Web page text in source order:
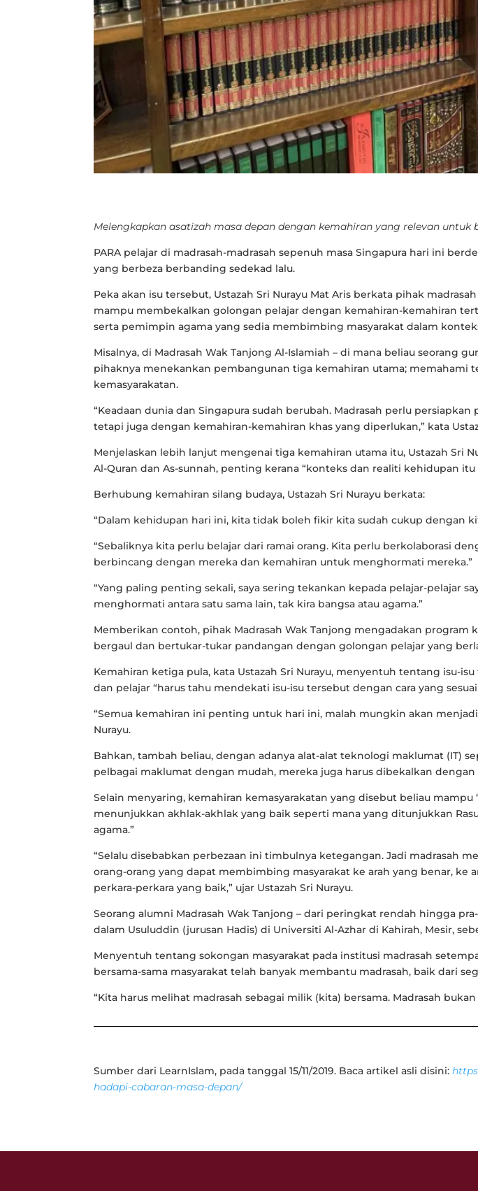
Melengkapkan asatizah masa depan dengan kemahiran yang relevan untuk
PARA pelajar di madrasah-madrasah sepenuh masa Singapura hari ini
yang berbeza berbanding sedekad lalu.
Peka akan isu tersebut, Ustazah Sri Nurayu Mat Aris berkata pihak
mampu membekalkan golongan pelajar dengan kemahiran-kemahiran
serta pemimpin agama yang sedia membimbing masyarakat dalam
Misalnya, di Madrasah Wak Tanjong Al-Islamiah – di mana beliau seorang
pihaknya menekankan pembangunan tiga kemahiran utama; memahami
kemasyarakatan.
“Keadaan dunia dan Singapura sudah berubah. Madrasah perlu
tetapi juga dengan kemahiran-kemahiran khas yang diperlukan,” kata
Menjelaskan lebih lanjut mengenai tiga kemahiran utama itu, Ustazah Sri
Al-Quran dan As-sunnah, penting kerana “konteks dan realiti kehidupan
Berhubung kemahiran silang budaya, Ustazah Sri Nurayu berkata:
“Dalam kehidupan hari ini, kita tidak boleh fikir kita sudah cukup dengan
“Sebaliknya kita perlu belajar dari ramai orang. Kita perlu berkolaborasi
berbincang dengan mereka dan kemahiran untuk menghormati mereka.”
“Yang paling penting sekali, saya sering tekankan kepada pelajar-pelajar
menghormati antara satu sama lain, tak kira bangsa atau agama.”
Memberikan contoh, pihak Madrasah Wak Tanjong mengadakan
bergaul dan bertukar-tukar pandangan dengan golongan pelajar yang
Kemahiran ketiga pula, kata Ustazah Sri Nurayu, menyentuh tentang isu-
dan pelajar “harus tahu mendekati isu-isu tersebut dengan cara yang
“Semua kemahiran ini penting untuk hari ini, malah mungkin akan
Nurayu.
Bahkan, tambah beliau, dengan adanya alat-alat teknologi maklumat (IT)
pelbagai maklumat dengan mudah, mereka juga harus dibekalkan
Selain menyaring, kemahiran kemasyarakatan yang disebut beliau
menunjukkan akhlak-akhlak yang baik seperti mana yang ditunjukkan
agama.”
“Selalu disebabkan perbezaan ini timbulnya ketegangan. Jadi madrasah
orang-orang yang dapat membimbing masyarakat ke arah yang benar, ke
perkara-perkara yang baik,” ujar Ustazah Sri Nurayu.
Seorang alumni Madrasah Wak Tanjong – dari peringkat rendah hingga
dalam Usuluddin (jurusan Hadis) di Universiti Al-Azhar di Kahirah, Mesir,
Menyentuh tentang sokongan masyarakat pada institusi madrasah
bersama-sama masyarakat telah banyak membantu madrasah, baik dari
“Kita harus melihat madrasah sebagai milik (kita) bersama. Madrasah
Sumber dari LearnIslam, pada tanggal 15/11/2019. Baca artikel asli disini:
hadapi-cabaran-masa-depan/